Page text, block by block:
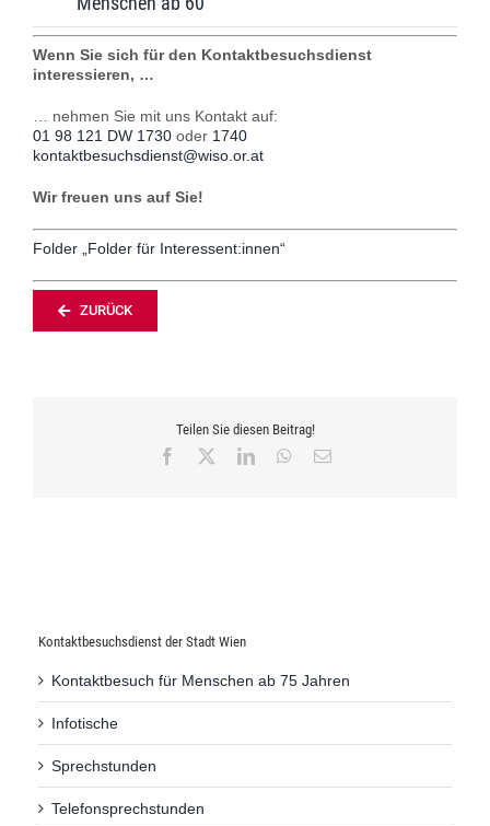
Wenn Sie sich für den Kontaktbesuchsdienst
interessieren, …
… nehmen Sie mit uns Kontakt auf:
01 98 121 DW 1730oder 1740
kontaktbesuchsdienst@wiso.or.at
Wir freuen uns auf Sie!
Folder „Folder für Interessent:innen“
ZURÜCK
Teilen Sie diesen Beitrag!
Facebook LinkedInWhatsApp
E-
Kontaktbesuchsdienst der Stadt Wien
Kontaktbesuch für Menschen ab 75 Jahren
Infotische
Sprechstunden
Telefonsprechstunden